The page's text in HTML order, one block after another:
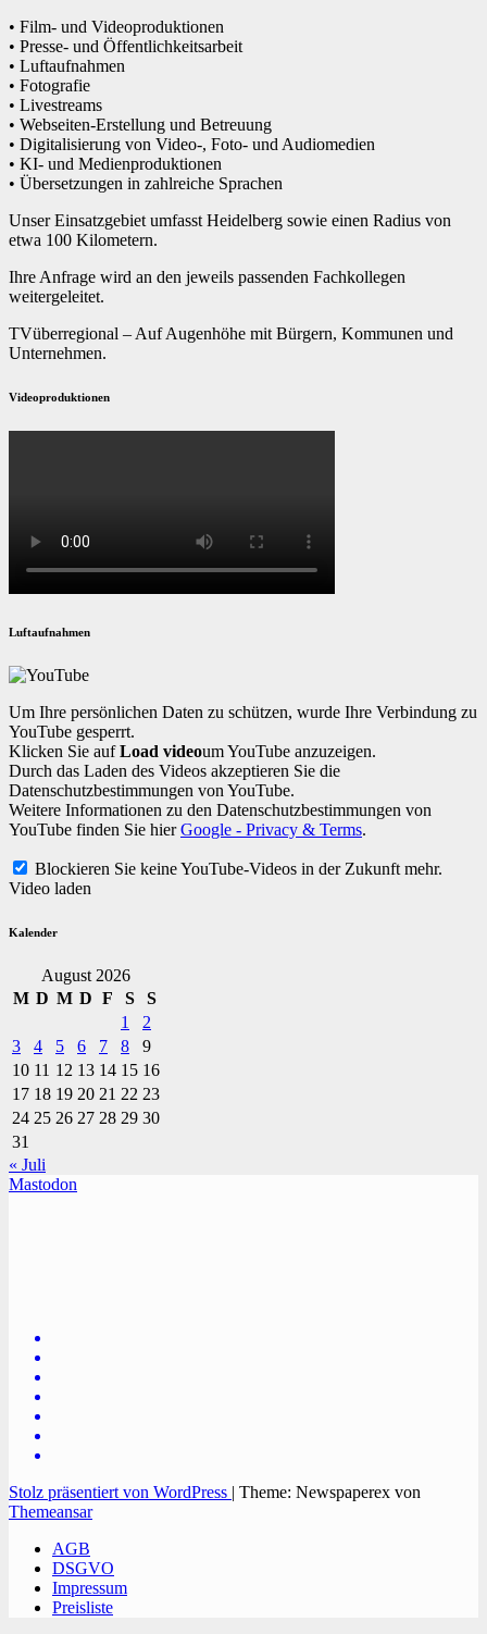
• Film- und Videoproduktionen
• Presse- und Öffentlichkeitsarbeit
• Luftaufnahmen
• Fotografie
• Livestreams
• Webseiten-Erstellung und Betreuung
• Digitalisierung von Video-, Foto- und Audiomedien
• KI- und Medienproduktionen
• Übersetzungen in zahlreiche Sprachen
Unser Einsatzgebiet umfasst Heidelberg sowie einen Radius von
etwa 100 Kilometern.
Ihre Anfrage wird an den jeweils passenden Fachkollegen
weitergeleitet.
TVüberregional – Auf Augenhöhe mit Bürgern, Kommunen und
Unternehmen.
Videoproduktionen
Luftaufnahmen
Um Ihre persönlichen Daten zu schützen, wurde Ihre Verbindung zu
YouTube gesperrt.
Klicken Sie aufLoad videoum YouTube anzuzeigen.
Durch das Laden des Videos akzeptieren Sie die
Datenschutzbestimmungen von YouTube.
Weitere Informationen zu den Datenschutzbestimmungen von
YouTube finden Sie hierGoogle - Privacy & Terms.
Blockieren Sie keine YouTube-Videos in der Zukunft mehr.
Video laden
Kalender
August 2026
M D M D F S
S
1
2
3
4 5 6 7 8
9
10 11 12 13 14 15 16
17 18 19 20 21 22 23
24 25 26 27 28 29 30
31
« Juli
Mastodon
Stolz präsentiert von WordPress | Theme: Newspaperex von
Themeansar
AGB
DSGVO
Impressum
Preisliste